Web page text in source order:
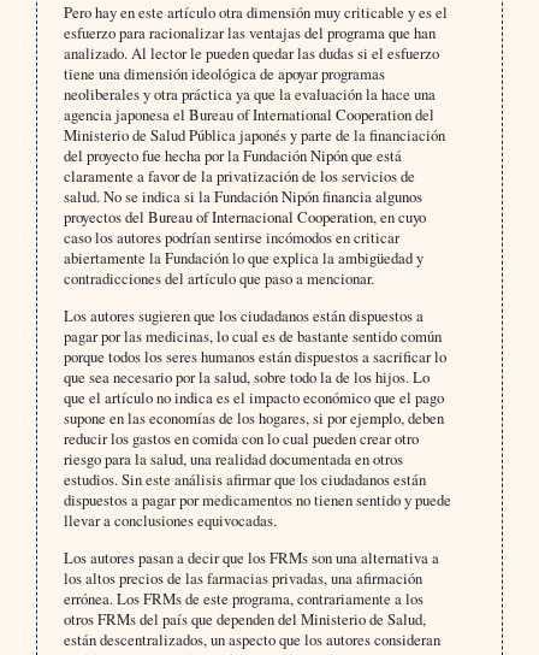
Pero hay en este artículo otra dimensión muy criticable y es el
esfuerzo para racionalizar las ventajas del programa que han
analizado. Al lector le pueden quedar las dudas si el esfuerzo
tiene una dimensión ideológica de apoyar programas
neoliberales y otra práctica ya que la evaluación la hace una
agencia japonesa el Bureau of International Cooperation del
Ministerio de Salud Pública japonés y parte de la financiación
del proyecto fue hecha por la Fundación Nipón que está
claramente a favor de la privatización de los servicios de
salud. No se indica si la Fundación Nipón financia algunos
proyectos del Bureau of Internacional Cooperation, en cuyo
caso los autores podrían sentirse incómodos en criticar
abiertamente la Fundación lo que explica la ambigüedad y
contradicciones del artículo que paso a mencionar.
Los autores sugieren que los ciudadanos están dispuestos a
pagar por las medicinas, lo cual es de bastante sentido común
porque todos los seres humanos están dispuestos a sacrificar lo
que sea necesario por la salud, sobre todo la de los hijos. Lo
que el artículo no indica es el impacto económico que el pago
supone en las economías de los hogares, si por ejemplo, deben
reducir los gastos en comida con lo cual pueden crear otro
riesgo para la salud, una realidad documentada en otros
estudios. Sin este análisis afirmar que los ciudadanos están
dispuestos a pagar por medicamentos no tienen sentido y puede
llevar a conclusiones equivocadas.
Los autores pasan a decir que los FRMs son una alternativa a
los altos precios de las farmacias privadas, una afirmación
errónea. Los FRMs de este programa, contrariamente a los
otros FRMs del país que dependen del Ministerio de Salud,
están descentralizados, un aspecto que los autores consideran